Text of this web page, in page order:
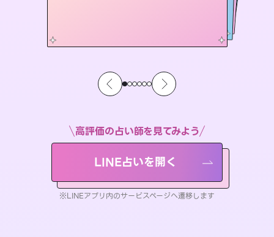
高評価の占い師を見てみよう
LINE占いを開く
※LINEアプリ内のサービスページへ遷移します